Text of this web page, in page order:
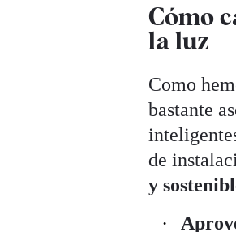
Cómo
la luz
Como
bastante
de
y